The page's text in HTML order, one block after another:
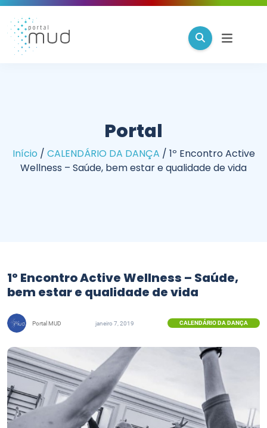
Portal
Início / CALENDÁRIO DA DANÇA / 1º Encontro Active
Wellness – Saúde, bem estar e qualidade de vida
1º Encontro Active Wellness – Saúde,
bem estar e qualidade de vida
Portal MUD janeiro 7, 2019 CALENDÁRIO DA DANÇA